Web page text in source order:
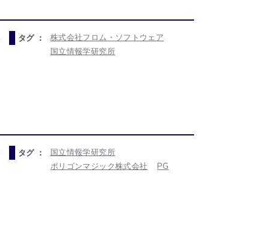
タグ ：
株式会社フロム・ソフトウェア
国立情報学研究所
タグ ：
国立情報学研究所
ポリゴンマジック株式会社
PG